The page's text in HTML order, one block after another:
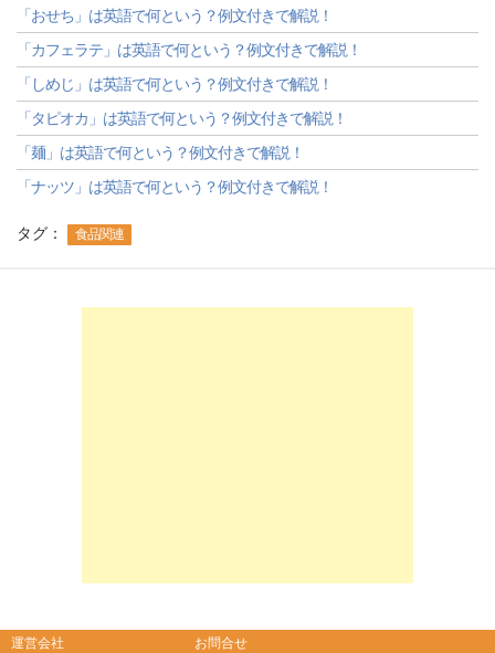
「おせち」は英語で何という？例文付きで解説！
「カフェラテ」は英語で何という？例文付きで解説！
「しめじ」は英語で何という？例文付きで解説！
「タピオカ」は英語で何という？例文付きで解説！
「麺」は英語で何という？例文付きで解説！
「ナッツ」は英語で何という？例文付きで解説！
タグ： 食品関連
運営会社 お問合せ